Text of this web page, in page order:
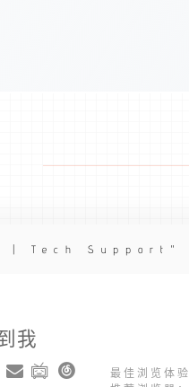
Tech Support
我
最佳浏览体验